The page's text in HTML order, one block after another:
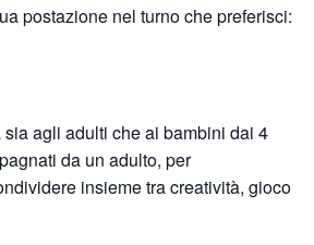
postazione nel turno che preferisci:
sia agli adulti che ai bambini dai 4
da un adulto, per
insieme tra creatività, gioco